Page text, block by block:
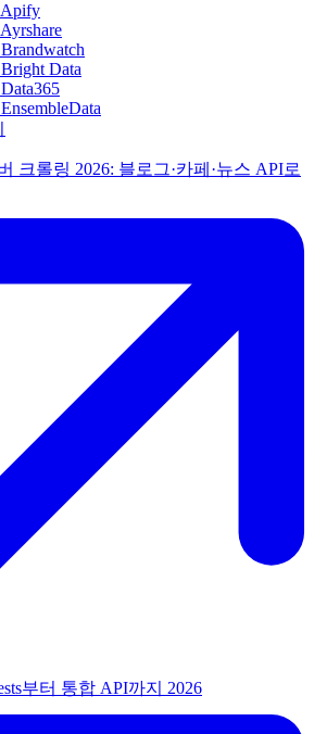
Apify
Data
크롤링 2026: 블로그·카페·뉴스 API로
부터 통합 API까지 2026